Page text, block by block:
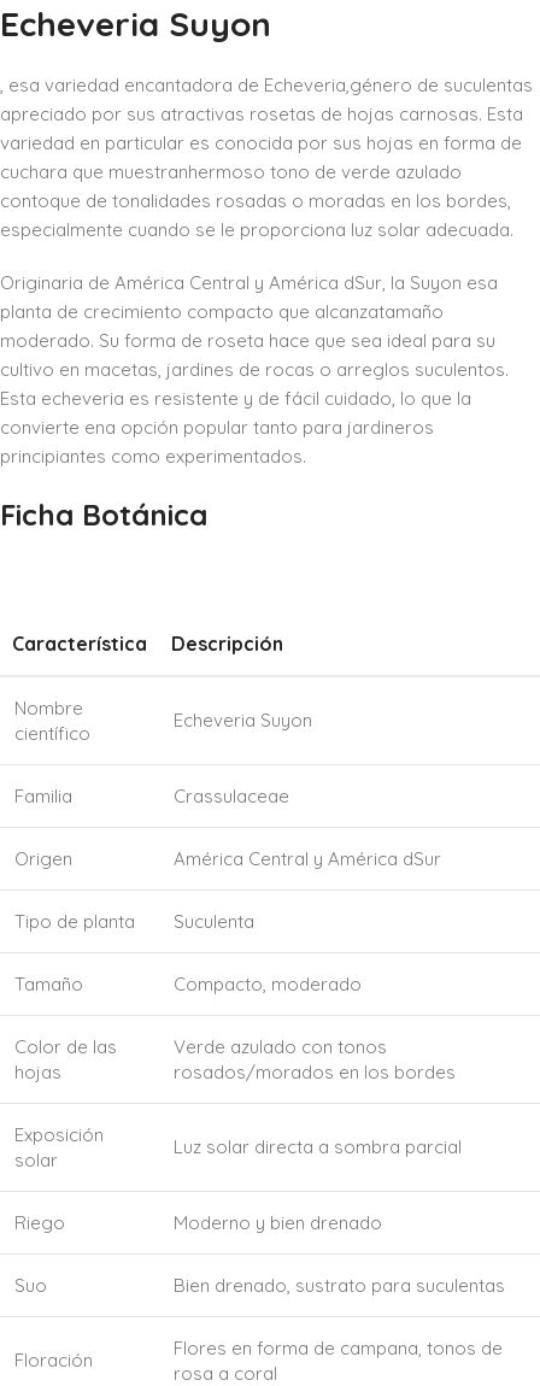
Echeveria Suyon
, esa variedad encantadora de Echeveria,género de suculentas
apreciado por sus atractivas rosetas de hojas carnosas. Esta
variedad en particular es conocida por sus hojas en forma de
cuchara que muestranhermoso tono de verde azulado
contoque de tonalidades rosadas o moradas en los bordes,
especialmente cuando se le proporciona luz solar adecuada.
Originaria de América Central y América dSur, la Suyon esa
planta de crecimiento compacto que alcanzatamaño
moderado. Su forma de roseta hace que sea ideal para su
cultivo en macetas, jardines de rocas o arreglos suculentos.
Esta echeveria es resistente y de fácil cuidado, lo que la
convierte ena opción popular tanto para jardineros
principiantes como experimentados.
Ficha Botánica
Característica Descripción
Nombre
científico
Echeveria Suyon
Familia Crassulaceae
Origen América Central y América dSur
Tipo de planta Suculenta
Tamaño Compacto, moderado
Color de las
hojas
Verde azulado con tonos
rosados/morados en los bordes
Exposición
solar
Luz solar directa a sombra parcial
Riego Moderno y bien drenado
Suo Bien drenado, sustrato para suculentas
Floración
Flores en forma de campana, tonos de
rosa a coral